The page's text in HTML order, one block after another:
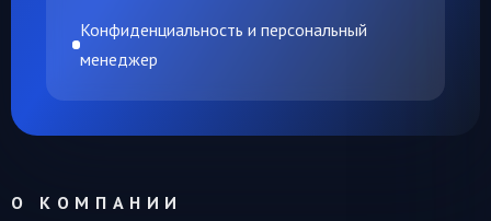
Конфиденциальность и персональный
менеджер
О КОМПАНИИ